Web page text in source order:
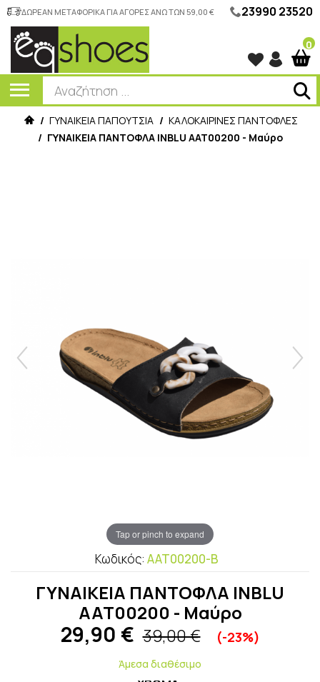
ΔΩΡΕΑΝ ΜΕΤΑΦΟΡΙΚΑ ΓΙΑ ΑΓΟΡΕΣ ΑΝΩ ΤΩΝ 59,00 € 23990 23520
0
/ ΓΥΝΑΙΚΕΙΑ ΠΑΠΟΥΤΣΙΑ / ΚΑΛΟΚΑΙΡΙΝΕΣ ΠΑΝΤΟΦΛΕΣ
/ ΓΥΝΑΙΚΕΙΑ ΠΑΝΤΟΦΛΑ INBLU ΑΑΤ00200 - Μαύρο
Tap or pinch to expand
Κωδικός: ΑΑΤ00200-B
ΓΥΝΑΙΚΕΙΑ ΠΑΝΤΟΦΛΑ INBLU
ΑΑΤ00200 - Μαύρο
29,90 €39,00 € (-23%)
Άμεσα διαθέσιμο